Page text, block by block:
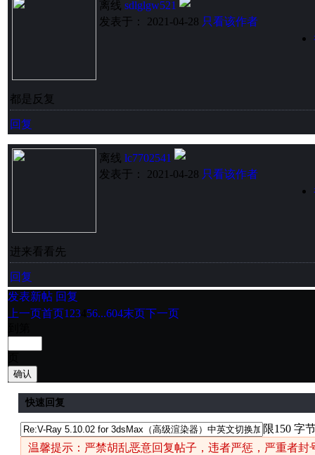
离线 sdlglgw521
发表于： 2021-04-28 只看该作者
都是反复
回复
离线 lc7702541
发表于： 2021-04-28 只看该作者
进来看看先
回复
发表新帖 回复
上一页首页1 23 56...604末页下一页
确认
快速回复
限150 字
温馨提示：严禁胡乱恶意回复帖子，违者严惩，严重者封